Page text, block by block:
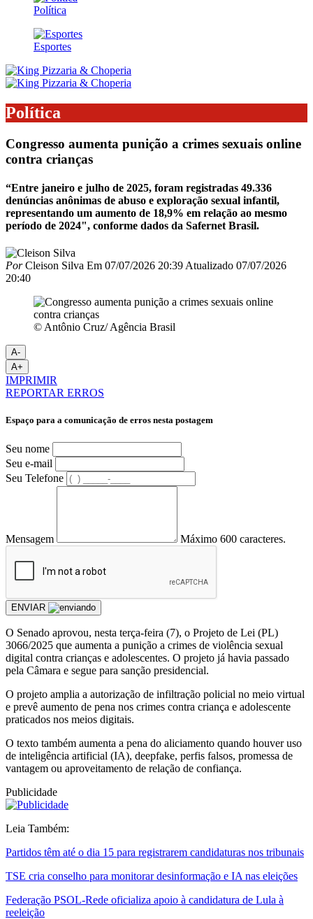
Política
Esportes
Política
Congresso aumenta punição a crimes sexuais online
contra crianças
“Entre janeiro e julho de 2025, foram registradas 49.336
denúncias anônimas de abuso e exploração sexual infantil,
representando um aumento de 18,9% em relação ao mesmo
período de 2024", conforme dados da Safernet Brasil.
PorCleison Silva Em 07/07/2026 20:39 Atualizado 07/07/2026
20:40
© Antônio Cruz/ Agência Brasil
A-
A+
IMPRIMIR
REPORTAR ERROS
Espaço para a comunicação de erros nesta postagem
Seu nome
Seu e-mail
Seu Telefone
Mensagem Máximo 600 caracteres.
ENVIAR
O Senado aprovou, nesta terça-feira (7), o Projeto de Lei (PL)
3066/2025 que aumenta a punição a crimes de violência sexual
digital contra crianças e adolescentes. O projeto já havia passado
pela Câmara e segue para sanção presidencial.
O projeto amplia a autorização de infiltração policial no meio virtual
e prevê aumento de pena nos crimes contra criança e adolescente
praticados nos meios digitais.
O texto também aumenta a pena do aliciamento quando houver uso
de inteligência artificial (IA), deepfake, perfis falsos, promessa de
vantagem ou aproveitamento de relação de confiança.
Publicidade
Leia Também:
Partidos têm até o dia 15 para registrarem candidaturas nos tribunais
TSE cria conselho para monitorar desinformação e IA nas eleições
Federação PSOL-Rede oficializa apoio à candidatura de Lula à
reeleição